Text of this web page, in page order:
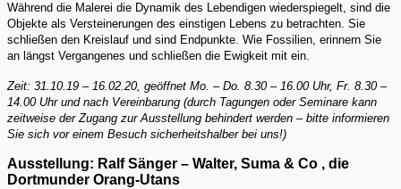
Während die Malerei die Dynamik des Lebendigen wiederspiegelt, sind die
Objekte als Versteinerungen des einstigen Lebens zu betrachten. Sie
schließen den Kreislauf und sind Endpunkte. Wie Fossilien, erinnern Sie
an längst Vergangenes und schließen die Ewigkeit mit ein.
Zeit: 31.10.19 – 16.02.20, geöffnet Mo. – Do. 8.30 – 16.00 Uhr, Fr. 8.30 –
14.00 Uhr und nach Vereinbarung (durch Tagungen oder Seminare kann
zeitweise der Zugang zur Ausstellung behindert werden – bitte informieren
Sie sich vor einem Besuch sicherheitshalber bei uns!)
Ausstellung: Ralf Sänger – Walter, Suma & Co , die
Dortmunder Orang-Utans